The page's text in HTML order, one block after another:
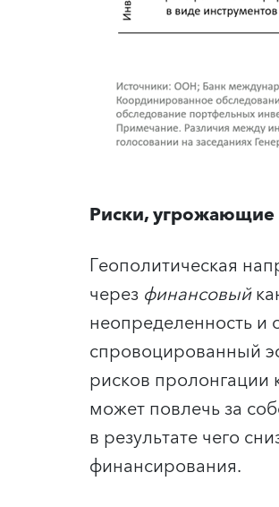
Риски, угрожающие
Геополитическая
через финансовый
неопределенность и
спровоцированный
рисков пролонгации
может повлечь за
в результате чего
финансирования.